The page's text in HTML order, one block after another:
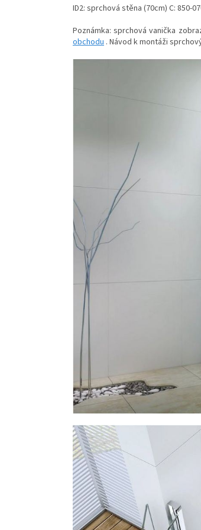
ID2: sprchová stěna (70cm) C: 850-
Poznámka: sprchová vanička
obchodu . Návod k montáži